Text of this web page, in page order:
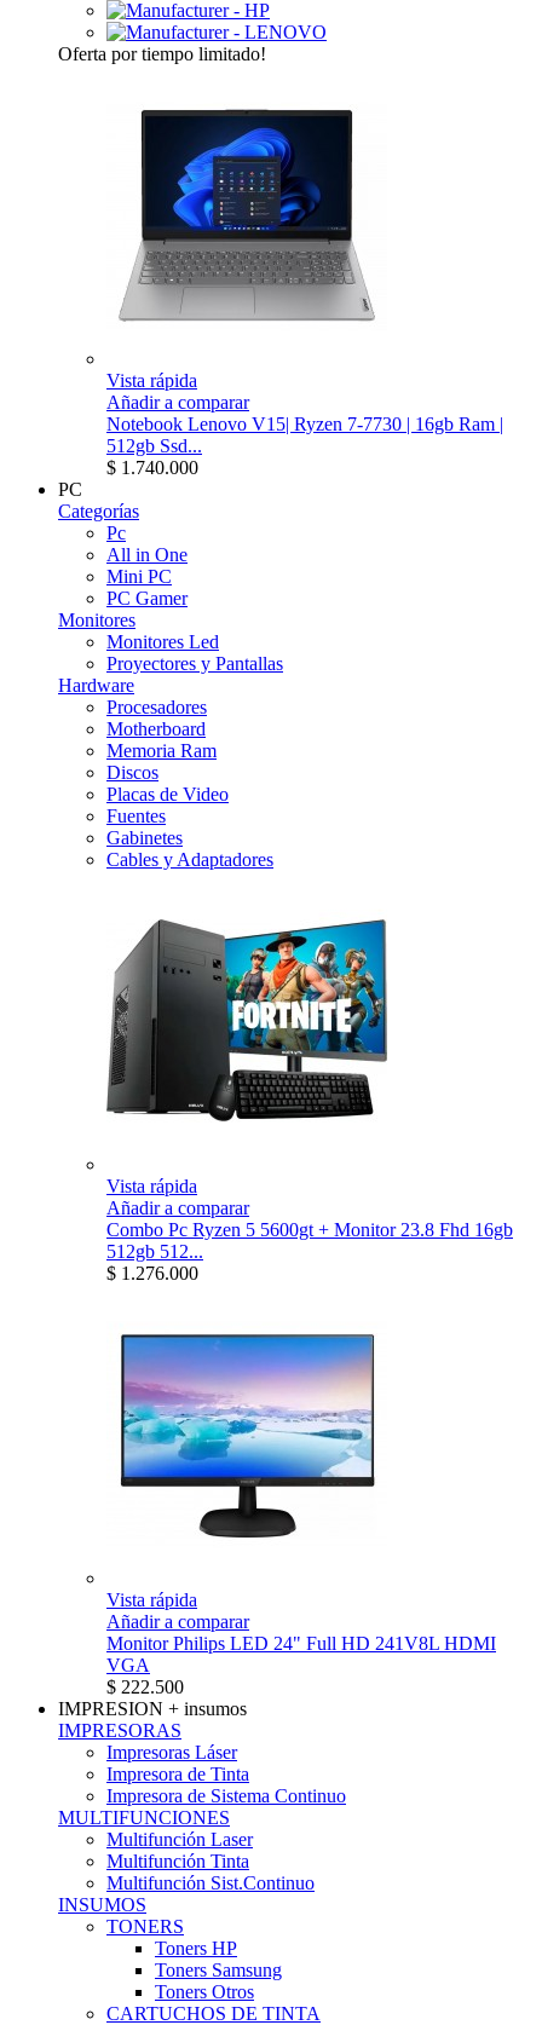
Oferta por tiempo limitado!
Vista rápida
Añadir a comparar
Notebook Lenovo V15| Ryzen 7-7730 | 16gb Ram |
512gb Ssd...
$ 1.740.000
PC
Categorías
Pc
All in One
Mini PC
PC Gamer
Monitores
Monitores Led
Proyectores y Pantallas
Hardware
Procesadores
Motherboard
Memoria Ram
Discos
Placas de Video
Fuentes
Gabinetes
Cables y Adaptadores
Vista rápida
Añadir a comparar
Combo Pc Ryzen 5 5600gt + Monitor 23.8 Fhd 16gb
512gb 512...
$ 1.276.000
Vista rápida
Añadir a comparar
Monitor Philips LED 24" Full HD 241V8L HDMI
VGA
$ 222.500
IMPRESION + insumos
IMPRESORAS
Impresoras Láser
Impresora de Tinta
Impresora de Sistema Continuo
MULTIFUNCIONES
Multifunción Laser
Multifunción Tinta
Multifunción Sist.Continuo
INSUMOS
TONERS
Toners HP
Toners Samsung
Toners Otros
CARTUCHOS DE TINTA